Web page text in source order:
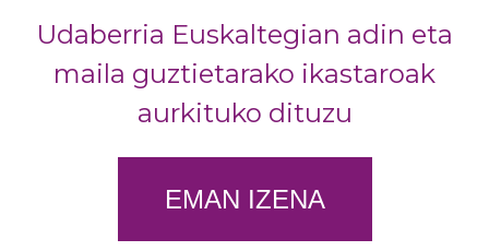
Udaberria Euskaltegian adin eta
maila guztietarako ikastaroak
aurkituko dituzu
EMAN IZENA